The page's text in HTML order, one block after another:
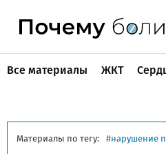
Все материалы ЖКТ
Материалы по тегу: нарушение